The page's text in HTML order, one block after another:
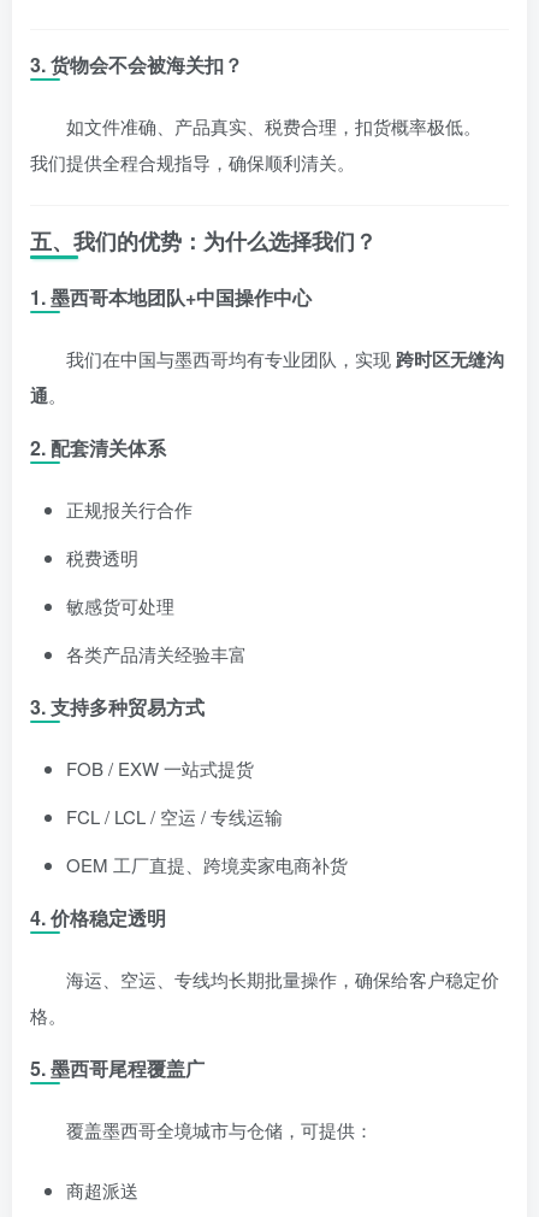
3. 货物会不会被海关扣？
如文件准确、产品真实、税费合理，扣货概率极低。
我们提供全程合规指导，确保顺利清关。
五、我们的优势：为什么选择我们？
1. 墨西哥本地团队+中国操作中心
我们在中国与墨西哥均有专业团队，实现 跨时区无缝沟
通。
2. 配套清关体系
正规报关行合作
税费透明
敏感货可处理
各类产品清关经验丰富
3. 支持多种贸易方式
FOB / EXW 一站式提货
FCL / LCL / 空运 / 专线运输
OEM 工厂直提、跨境卖家电商补货
4. 价格稳定透明
海运、空运、专线均长期批量操作，确保给客户稳定价
格。
5. 墨西哥尾程覆盖广
覆盖墨西哥全境城市与仓储，可提供：
商超派送